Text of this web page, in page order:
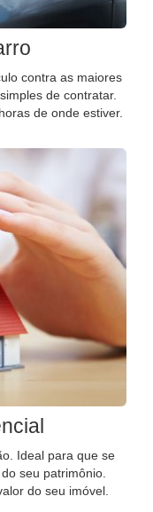
contra as maiores
de contratar.
de onde estiver.
Ideal para que se
seu patrimônio.
do seu imóvel.